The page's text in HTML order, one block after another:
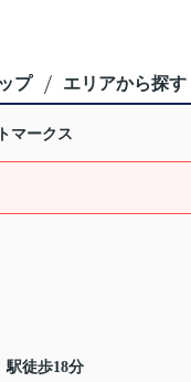
プ エリアから探す
マークス
駅徒歩18分